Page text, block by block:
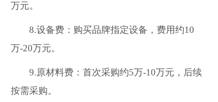
万元。
8.设备费：购买品牌指定设备，费用约10
万-20万元。
9.原材料费：首次采购约5万-10万元，后续
按需采购。